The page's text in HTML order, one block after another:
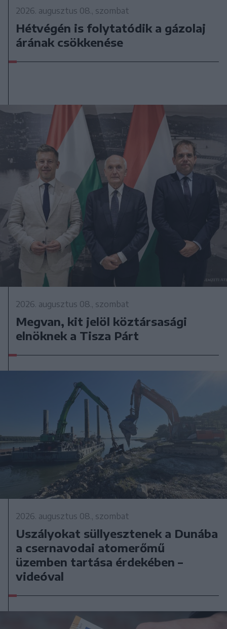
2026. augusztus 08., szombat
Hétvégén is folytatódik a gázolaj
árának csökkenése
2026. augusztus 08., szombat
Megvan, kit jelöl köztársasági
elnöknek a Tisza Párt
2026. augusztus 08., szombat
Uszályokat süllyesztenek a Dunába
a csernavodai atomerőmű
üzemben tartása érdekében –
videóval